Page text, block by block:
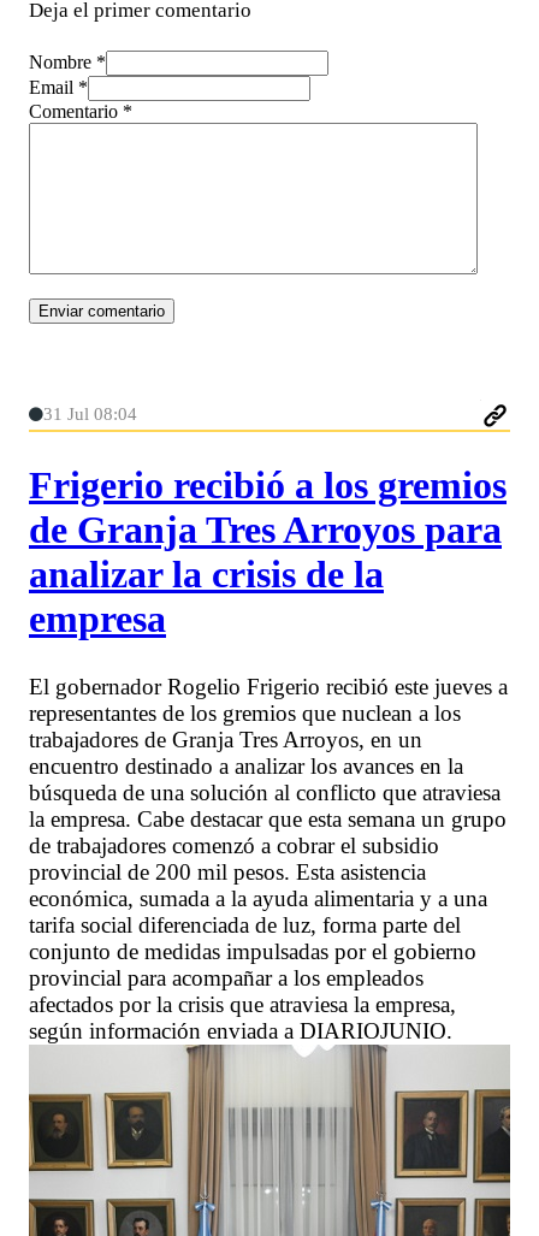
Deja el primer comentario
Nombre *
Email *
Comentario *
31 Jul 08:04
Frigerio recibió a los gremios
de Granja Tres Arroyos para
analizar la crisis de la
empresa
El gobernador Rogelio Frigerio recibió este jueves a
representantes de los gremios que nuclean a los
trabajadores de Granja Tres Arroyos, en un
encuentro destinado a analizar los avances en la
búsqueda de una solución al conflicto que atraviesa
la empresa. Cabe destacar que esta semana un grupo
de trabajadores comenzó a cobrar el subsidio
provincial de 200 mil pesos. Esta asistencia
económica, sumada a la ayuda alimentaria y a una
tarifa social diferenciada de luz, forma parte del
conjunto de medidas impulsadas por el gobierno
provincial para acompañar a los empleados
afectados por la crisis que atraviesa la empresa,
según información enviada a DIARIOJUNIO.